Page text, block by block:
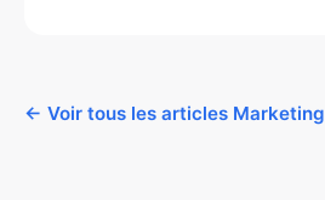
← Voir tous les articles Marketing